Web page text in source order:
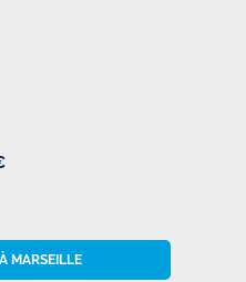
MARSEILLE